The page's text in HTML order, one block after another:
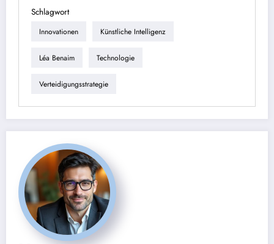
Schlagwort
Innovationen Künstliche Intelligenz
Léa Benaim Technologie
Verteidigungsstrategie